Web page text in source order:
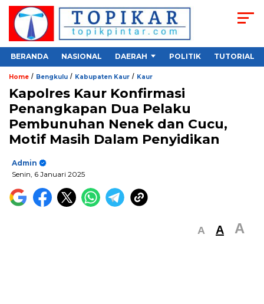
BERANDA NASIONAL DAERAH POLITIK TUTORIAL
Home / Bengkulu / Kabupaten Kaur / Kaur
Kapolres Kaur Konfirmasi
Penangkapan Dua Pelaku
Pembunuhan Nenek dan Cucu,
Motif Masih Dalam Penyidikan
Admin
Senin, 6 Januari 2025
A A A